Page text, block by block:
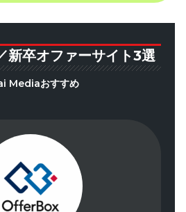
新卒オファーサイト3選
Mediaおすすめ